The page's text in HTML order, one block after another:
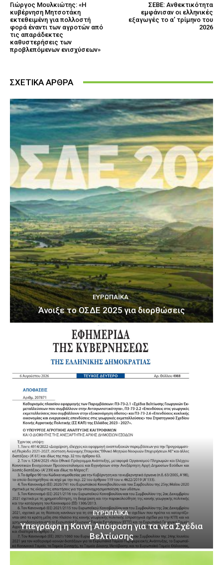
Γιώργος Μουλκιώτης: «Η
κυβέρνηση Μητσοτάκη
εκτεθειμένη για πολλοστή
φορά έναντι των αγροτών από
τις απαράδεκτες
καθυστερήσεις των
προβλεπόμενων ενισχύσεων»
ΣΕΒΕ: Ανθεκτικότητα
εμφάνισαν οι ελληνικές
εξαγωγές το α’ τρίμηνο του
2026
ΣΧΕΤΙΚΑ ΑΡΘΡΑ
ΕΥΡΩΠΑΪΚΆ
Άνοιξε το ΟΣΔΕ 2025 για διορθώσεις
ΕΥΡΩΠΑΪΚΆ
Υπεγράφη η Κοινή Απόφαση για τα νέα Σχέδια
Βελτίωσης